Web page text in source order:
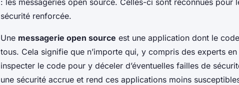
: les messageries open source. Celles-ci sont reconnues pour
sécurité renforcée.
Une messagerie open source est une application dont le
tous. Cela signifie que n’importe qui, y compris des experts
inspecter le code pour y déceler d’éventuelles failles de
une sécurité accrue et rend ces applications moins